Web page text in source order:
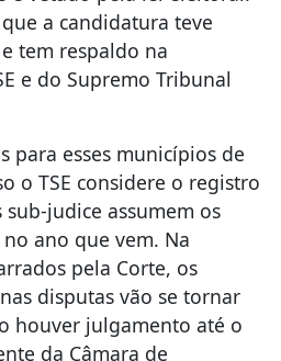
a candidatura teve
tem respaldo na
e do Supremo Tribunal
para esses municípios de
o TSE considere o registro
judice assumem os
ano que vem. Na
pela Corte, os
disputas vão se tornar
houver julgamento até o
da Câmara de